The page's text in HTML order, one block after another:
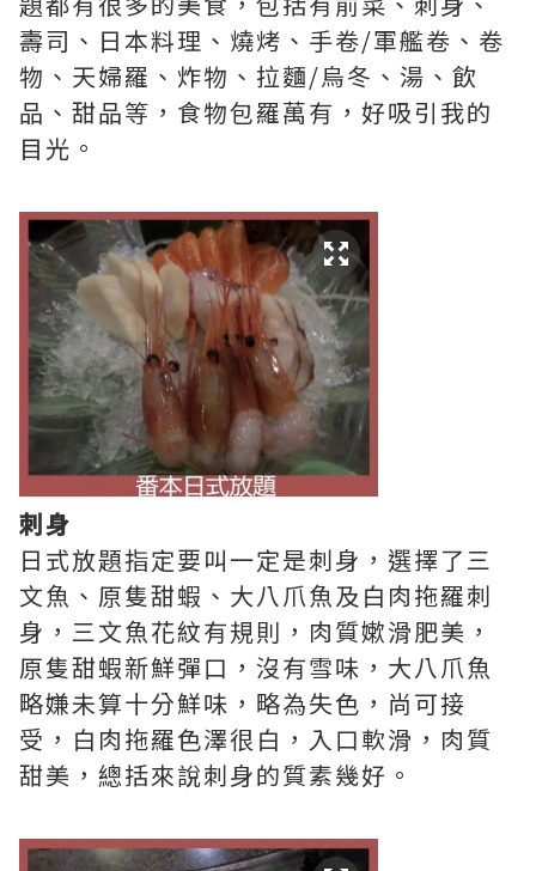
壽司、日本料理、燒烤、手卷/軍艦卷、卷
物、天婦羅、炸物、拉麵/烏冬、湯、飲
品、甜品等，食物包羅萬有，好吸引我的
目光。
刺身
日式放題指定要叫一定是刺身，選擇了三
文魚、原隻甜蝦、大八爪魚及白肉拖羅刺
身，三文魚花紋有規則，肉質嫰滑肥美，
原隻甜蝦新鮮彈口，沒有雪味，大八爪魚
略嫌未算十分鮮味，略為失色，尚可接
受，白肉拖羅色澤很白，入口軟滑，肉質
甜美，總括來說刺身的質素幾好。